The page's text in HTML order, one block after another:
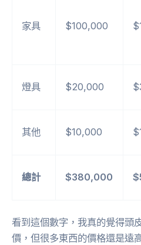
家具 $100,000
燈具 $20,000
其他 $10,000
總計 $380,000
看到這個數字，我真的覺得頭
價，但很多東西的價格還是遠